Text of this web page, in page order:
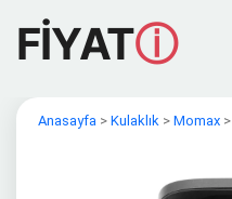
FİYATⓘ
Anasayfa > Kulaklık > Momax >